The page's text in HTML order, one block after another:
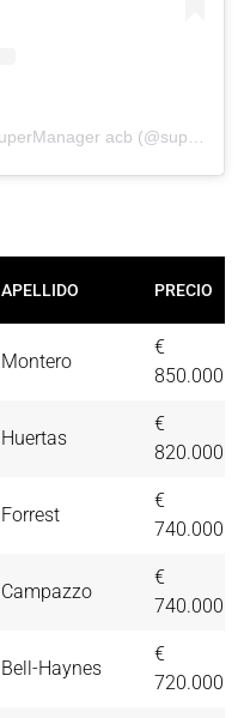
Una publicación compartida de SuperManager acb (@supermanageracb)
APELLIDO PRECIO
Montero
€
850.000
Huertas
€
820.000
Forrest
€
740.000
Campazzo
€
740.000
Bell-Haynes
€
720.000